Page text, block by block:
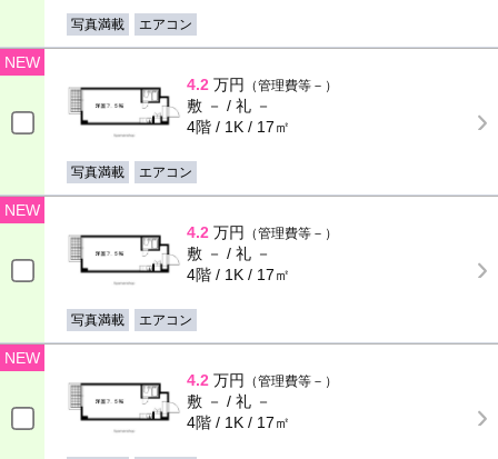
写真満載 エアコン
NEW
4.2 万円 （管理費等－）
敷 － / 礼 －
4階 / 1K / 17㎡
写真満載 エアコン
NEW
4.2 万円 （管理費等－）
敷 － / 礼 －
4階 / 1K / 17㎡
写真満載 エアコン
NEW
4.2 万円 （管理費等－）
敷 － / 礼 －
4階 / 1K / 17㎡